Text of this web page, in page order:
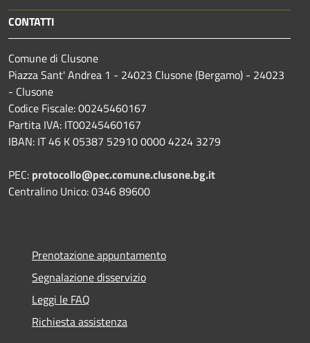
CONTATTI
Comune di Clusone
Piazza Sant' Andrea 1 - 24023 Clusone (Bergamo) - 24023
- Clusone
Codice Fiscale: 00245460167
Partita IVA: IT00245460167
IBAN: IT 46 K 05387 52910 0000 4224 3279
PEC: protocollo@pec.comune.clusone.bg.it
Centralino Unico: 0346 89600
Prenotazione appuntamento
Segnalazione disservizio
Leggi le FAQ
Richiesta assistenza